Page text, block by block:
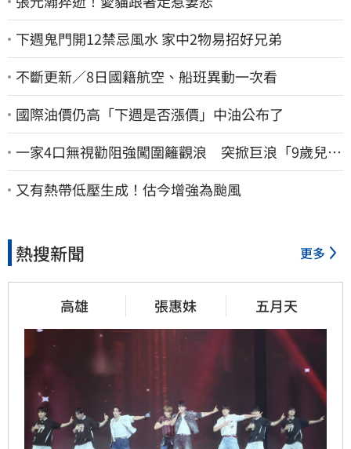
下週鬼門開12禁忌風水 家中2物易招好兄弟
不斷更新／8日國籍航空、船班異動一次看
國際油價仍高「下週是否漲價」中油公布了
一家4口無視勸阻強闖圍籬觀浪 突掀巨浪「9歲兒當
場遭捲入海」
又有熱帶低壓生成！估今增強為颱風
熱搜新聞 更多
高雄 張惠妹 五月天